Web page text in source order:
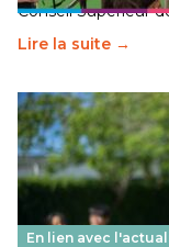
Conseil Supérieur
Lire la suite →
En lien avec